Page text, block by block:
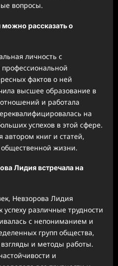
вопросы.
рассказать о
личность с
фактов о ней
высшее образование в
и работала
на
успехов в этой сфере.
автором книг и статей,
жизни.
Лидия встречала на
Невзорова Лидия
успеху различные трудности
с непониманием и
групп общества,
и методы работы.
и